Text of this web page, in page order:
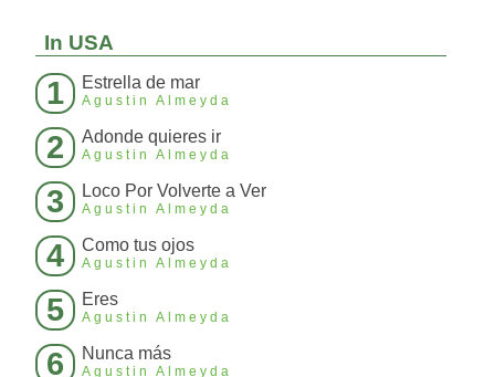
In USA
1 Estrella de mar
Agustin Almeyda
2 Adonde quieres ir
Agustin Almeyda
3 Loco Por Volverte a Ver
Agustin Almeyda
4 Como tus ojos
Agustin Almeyda
5 Eres
Agustin Almeyda
6 Nunca más
Agustin Almeyda